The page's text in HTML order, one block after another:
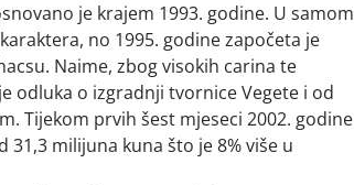
je krajem 1993. godine. U samom
no 1995. godine započeta je
Naime, zbog visokih carina te
odluka o izgradnji tvornice Vegete i od
Tijekom prvih šest mjeseci 2002. godine
milijuna kuna što je 8% više u